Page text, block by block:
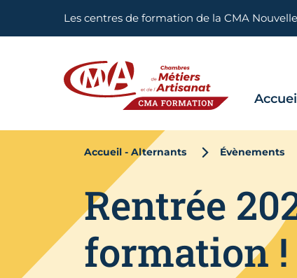
Les centres de formation de la CMA
Accueil - Alternants Évènements
Rentrée
formation !